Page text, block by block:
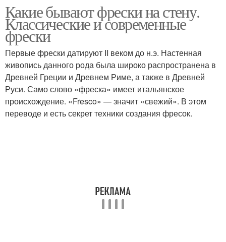
Самоклеющаяся фреска
основании
Фреска на стену Фрески в интерьере
Фреска на эластичной
Какие бывают фрески на стену.
Классические и современные
фрески
Первые фрески датируют II веком до н.э. Настенная
живопись данного рода была широко распространена в
Древней Греции и Древнем Риме, а также в Древней
Руси. Само слово «фреска» имеет итальянское
происхождение. «Fresco» — значит «свежий». В этом
переводе и есть секрет техники создания фресок.